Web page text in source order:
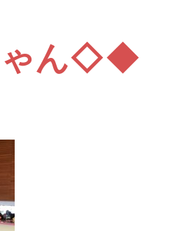
ゃん◇◆